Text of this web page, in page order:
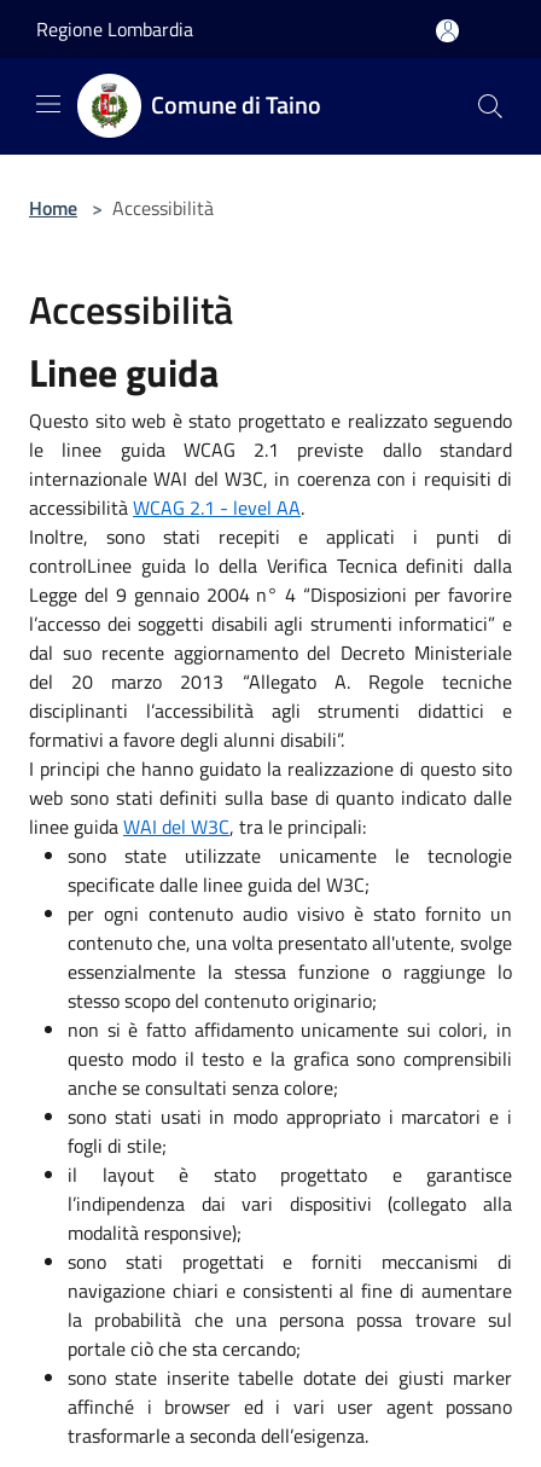
Regione Lombardia
Comune di Taino
Home > Accessibilità
Accessibilità
Linee guida
Questo sito web è stato progettato e realizzato seguendo
le linee guida WCAG 2.1 previste dallo standard
internazionale WAI del W3C, in coerenza con i requisiti di
accessibilitàWCAG 2.1 - level AA.
Inoltre, sono stati recepiti e applicati i punti di
controlLinee guida lo della Verifica Tecnica definiti dalla
Legge del 9 gennaio 2004 n° 4 “Disposizioni per favorire
l’accesso dei soggetti disabili agli strumenti informatici” e
dal suo recente aggiornamento del Decreto Ministeriale
del 20 marzo 2013 “Allegato A. Regole tecniche
disciplinanti l’accessibilità agli strumenti didattici e
formativi a favore degli alunni disabili”.
I principi che hanno guidato la realizzazione di questo sito
web sono stati definiti sulla base di quanto indicato dalle
linee guidaWAI del W3C, tra le principali:
sono state utilizzate unicamente le tecnologie
specificate dalle linee guida del W3C;
per ogni contenuto audio visivo è stato fornito un
contenuto che, una volta presentato all'utente, svolge
essenzialmente la stessa funzione o raggiunge lo
stesso scopo del contenuto originario;
non si è fatto affidamento unicamente sui colori, in
questo modo il testo e la grafica sono comprensibili
anche se consultati senza colore;
sono stati usati in modo appropriato i marcatori e i
fogli di stile;
il layout è stato progettato e garantisce
l’indipendenza dai vari dispositivi (collegato alla
modalità responsive);
sono stati progettati e forniti meccanismi di
navigazione chiari e consistenti al fine di aumentare
la probabilità che una persona possa trovare sul
portale ciò che sta cercando;
sono state inserite tabelle dotate dei giusti marker
affinché i browser ed i vari user agent possano
trasformarle a seconda dell’esigenza.